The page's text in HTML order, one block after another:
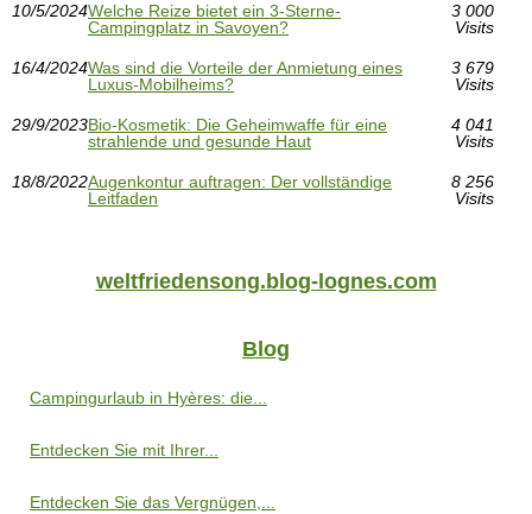
10/5/2024Welche Reize bietet ein 3-Sterne-
Campingplatz in Savoyen?
3 000
Visits
16/4/2024Was sind die Vorteile der Anmietung eines
Luxus-Mobilheims?
3 679
Visits
29/9/2023Bio-Kosmetik: Die Geheimwaffe für eine
strahlende und gesunde Haut
4 041
Visits
18/8/2022Augenkontur auftragen: Der vollständige
Leitfaden
8 256
Visits
weltfriedensong.blog-lognes.com
Blog
Campingurlaub in Hyères: die...
Entdecken Sie mit Ihrer...
Entdecken Sie das Vergnügen,...